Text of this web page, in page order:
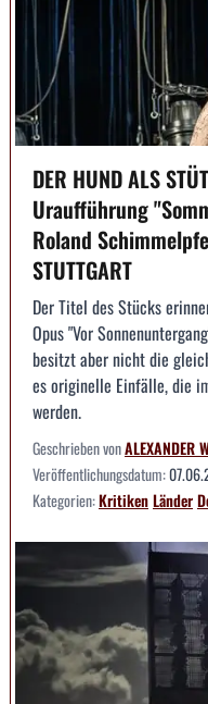
DER HUND ALS
Uraufführung
Roland
STUTTGART
Der Titel des Stücks
Opus "Vor
besitzt aber nicht die
es originelle Einfälle, die
werden.
Geschrieben vonALEXANDER
Veröffentlichungsdatum:
Kategorien:KritikenLänder